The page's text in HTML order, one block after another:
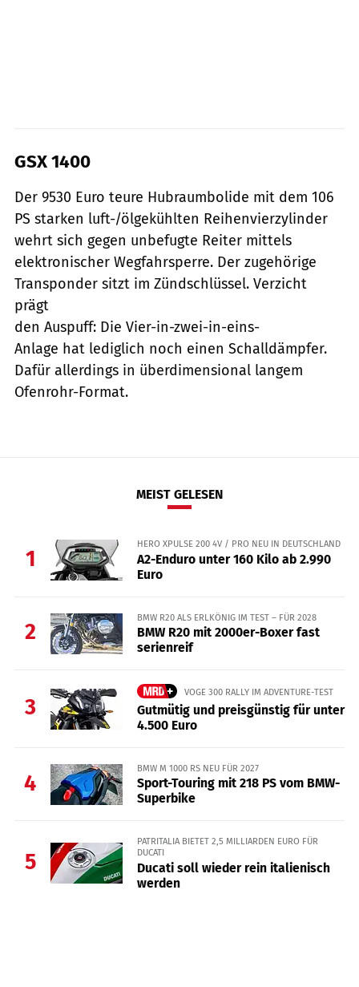
GSX 1400
Der 9530 Euro teure Hubraumbolide mit dem 106
PS starken luft-/ölgekühlten Reihenvierzylinder
wehrt sich gegen unbefugte Reiter mittels
elektronischer Wegfahrsperre. Der zugehörige
Transponder sitzt im Zündschlüssel. Verzicht
prägt
den Auspuff: Die Vier-in-zwei-in-eins-
Anlage hat lediglich noch einen Schalldämpfer.
Dafür allerdings in überdimensional langem
Ofenrohr-Format.
MEIST GELESEN
1
HERO XPULSE 200 4V / PRO NEU IN DEUTSCHLAND
A2-Enduro unter 160 Kilo ab 2.990
Euro
2
BMW R20 ALS ERLKÖNIG IM TEST – FÜR 2028
BMW R20 mit 2000er-Boxer fast
serienreif
3
VOGE 300 RALLY IM ADVENTURE-TEST
Gutmütig und preisgünstig für unter
4.500 Euro
4
BMW M 1000 RS NEU FÜR 2027
Sport-Touring mit 218 PS vom BMW-
Superbike
5
PATRITALIA BIETET 2,5 MILLIARDEN EURO FÜR
DUCATI
Ducati soll wieder rein italienisch
werden